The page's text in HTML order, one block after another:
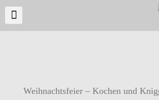
Weihnachtsfeier – Kochen und